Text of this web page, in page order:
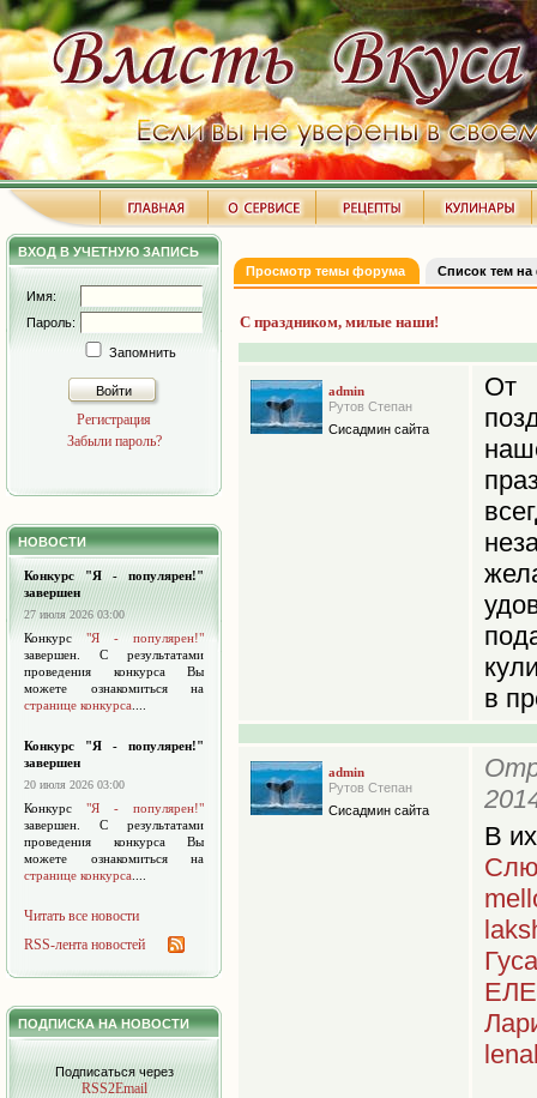
ВХОД В УЧЕТНУЮ ЗАПИСЬ
Имя:
Пароль:
Запомнить
Войти
Регистрация
Забыли пароль?
НОВОСТИ
Конкурс "Я - популярен!"
завершен
27 июля 2026 03:00
Конкурс "Я - популярен!"
завершен. С результатами
проведения конкурса Вы
можете ознакомиться на
странице конкурса
Конкурс "Я - популярен!"
завершен
20 июля 2026 03:00
Конкурс "Я - популярен!"
завершен. С результатами
проведения конкурса Вы
можете ознакомиться на
странице конкурса
Читать все новости
RSS-лента новостей
ПОДПИСКА НА НОВОСТИ
Подписаться через
RSS2Email
Просмотр темы форума Список тем
С праздником, милые наши!
admin
Рутов Степан
Сисадмин сайта
От
в
admin
Рутов Степан
Сисадмин сайта
В